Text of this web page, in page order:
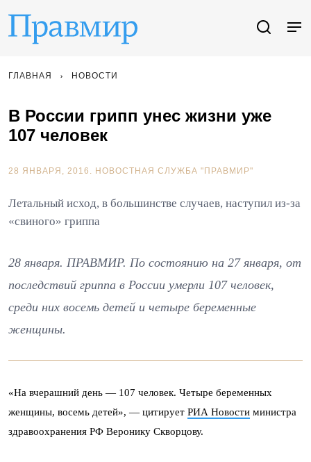
ГЛАВНАЯ НОВОСТИ
В России грипп унес жизни уже
107 человек
28 ЯНВАРЯ, 2016. НОВОСТНАЯ СЛУЖБА "ПРАВМИР"
Летальный исход, в большинстве случаев, наступил из-за
«свиного» гриппа
28 января. ПРАВМИР. По состоянию на 27 января, от
последствий гриппа в России умерли 107 человек,
среди них восемь детей и четыре беременные
женщины.
«На вчерашний день — 107 человек. Четыре беременных
женщины, восемь детей», — цитирует РИА Новости министра
здравоохранения РФ Веронику Скворцову.